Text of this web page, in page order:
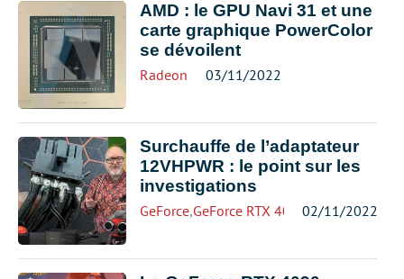
AMD : le GPU Navi 31 et une
carte graphique PowerColor
se dévoilent
Radeon 03/11/2022
Surchauffe de l’adaptateur
12VHPWR : le point sur les
investigations
GeForce,GeForce RTX 4000,NVIDIA
02/11/2022